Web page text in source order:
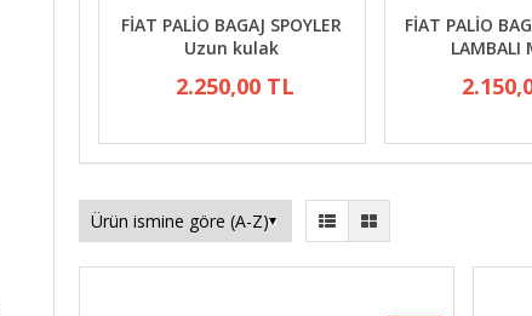
FİAT PALİO BAGAJ SPOYLER
Uzun kulak
2.250,00 TL
FİAT PALİO
LAMBALI